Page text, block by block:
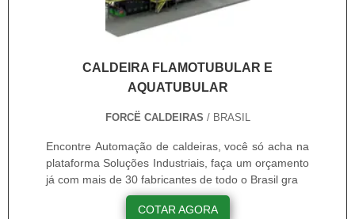
CALDEIRA FLAMOTUBULAR E
AQUATUBULAR
FORCË CALDEIRAS / BRASIL
Encontre Automação de caldeiras, você só acha na
plataforma Soluções Industriais, faça um orçamento
já com mais de 30 fabricantes de todo o Brasil gra
COTAR AGORA